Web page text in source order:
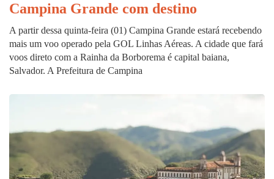
Campina Grande com destino
A partir dessa quinta-feira (01) Campina Grande estará recebendo
mais um voo operado pela GOL Linhas Aéreas. A cidade que fará
voos direto com a Rainha da Borborema é capital baiana,
Salvador. A Prefeitura de Campina